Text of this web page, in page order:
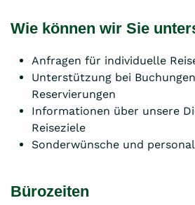
Wie können wir Sie
Anfragen für individuelle
Unterstützung bei
Reservierungen
Informationen über unsere
Reiseziele
Sonderwünsche und
Bürozeiten